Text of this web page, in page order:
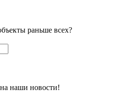
раньше всех?
наши новости!